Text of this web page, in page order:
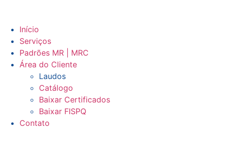
Início
Serviços
Padrões MR | MRC
Área do Cliente
Laudos
Catálogo
Baixar Certificados
Baixar FISPQ
Contato